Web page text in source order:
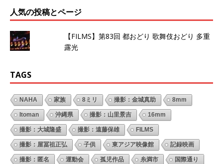
人気の投稿とページ
【FILMS】第83回 都おどり 歌舞伎おどり 多重
露光
TAGS
NAHA 家族 8ミリ 撮影：金城真助 8mm
Itoman 沖縄県 撮影：山里景吉 16mm
撮影：大城隆盛 撮影：遠藤保雄 FILMS
撮影：屋冨祖正弘 子供 東アジア映像館 記録映画
撮影：匿名 運動会 孤児作品 糸満市 国際通り